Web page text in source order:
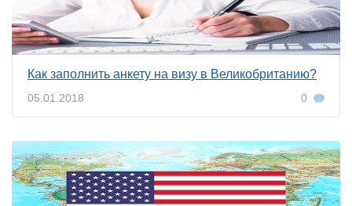
Как заполнить анкету на визу в Великобританию?
05.01.2018 0